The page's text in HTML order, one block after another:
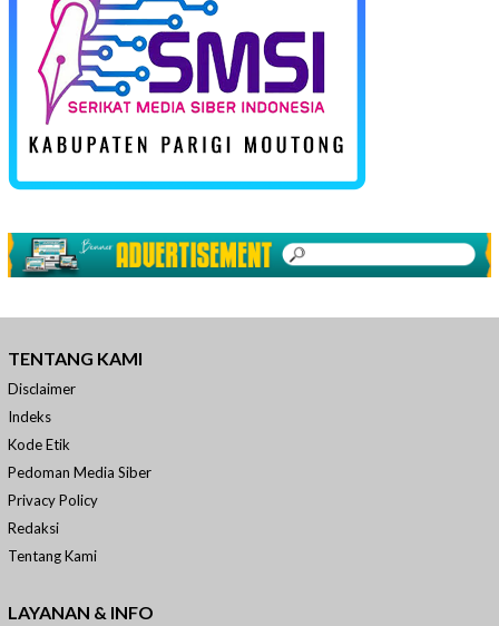
TENTANG KAMI
Disclaimer
Indeks
Kode Etik
Pedoman Media Siber
Privacy Policy
Redaksi
Tentang Kami
LAYANAN & INFO